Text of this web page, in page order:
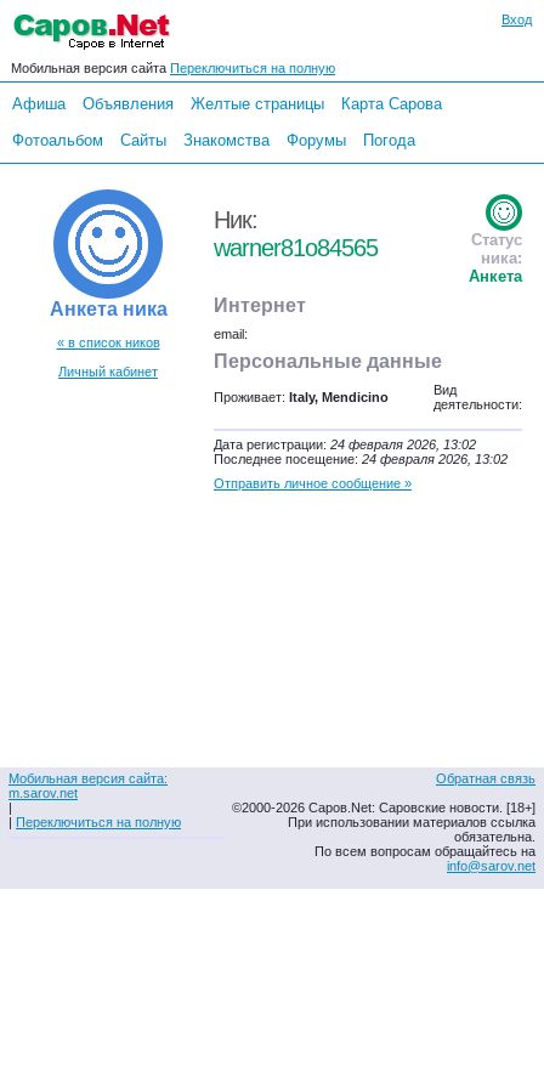
Вход
Мобильная версия сайта Переключиться на полную
Афиша Объявления Желтые страницы
Карта Сарова
Фотоальбом
Сайты Знакомства Форумы Погода
Анкета ника
« в список ников
Личный кабинет
Ник:
warner81o84565
Статус
ника:
Анкета
Интернет
email:
Персональные данные
Проживает: Italy, Mendicino
Вид
деятельности:
Дата регистрации: 24 февраля 2026, 13:02
Последнее посещение: 24 февраля 2026, 13:02
Отправить личное сообщение »
Мобильная версия сайта:
m.sarov.net
|
| Переключиться на полную
Обратная связь
©2000-2026 Саров.Net: Саровские новости. [18+]
При использовании материалов ссылка
обязательна.
По всем вопросам обращайтесь на
info@sarov.net